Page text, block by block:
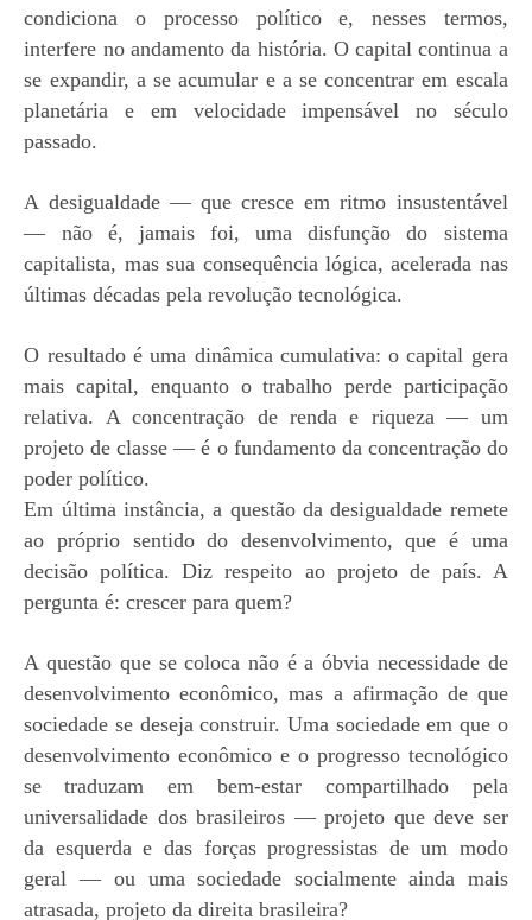
condiciona o processo político e, nesses termos,
interfere no andamento da história. O capital continua a
se expandir, a se acumular e a se concentrar em escala
planetária e em velocidade impensável no século
passado.
A desigualdade — que cresce em ritmo insustentável
— não é, jamais foi, uma disfunção do sistema
capitalista, mas sua consequência lógica, acelerada nas
últimas décadas pela revolução tecnológica.
O resultado é uma dinâmica cumulativa: o capital gera
mais capital, enquanto o trabalho perde participação
relativa. A concentração de renda e riqueza — um
projeto de classe — é o fundamento da concentração do
poder político.
Em última instância, a questão da desigualdade remete
ao próprio sentido do desenvolvimento, que é uma
decisão política. Diz respeito ao projeto de país. A
pergunta é: crescer para quem?
A questão que se coloca não é a óbvia necessidade de
desenvolvimento econômico, mas a afirmação de que
sociedade se deseja construir. Uma sociedade em que o
desenvolvimento econômico e o progresso tecnológico
se
traduzam em bem-estar compartilhado pela
universalidade dos brasileiros — projeto que deve ser
da esquerda e das forças progressistas de um modo
geral — ou uma sociedade socialmente ainda mais
atrasada, projeto da direita brasileira?